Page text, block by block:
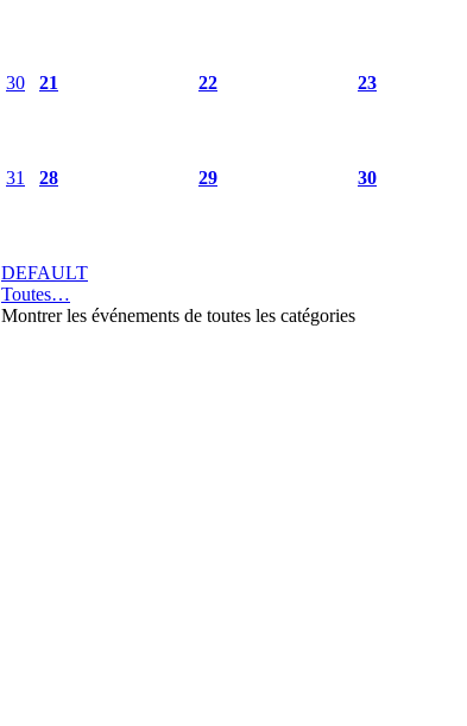
30 21 22 23
31 28 29 30
DEFAULT
Toutes…
Montrer les événements de toutes les catégories